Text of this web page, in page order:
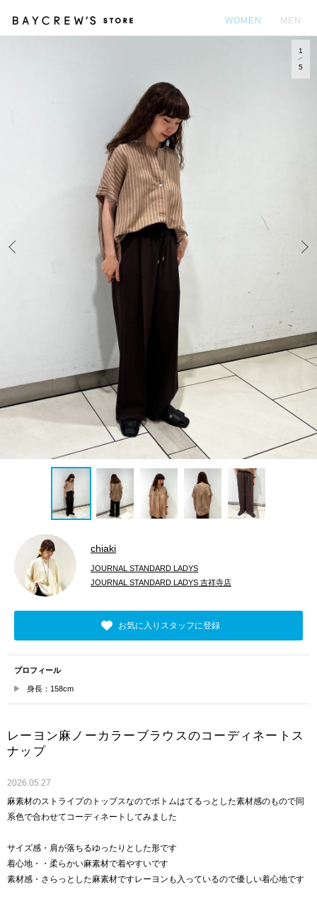
WOMEN MEN
1
5
chiaki
JOURNAL STANDARD LADYS
JOURNAL STANDARD LADYS 吉祥寺店
お気に入りスタッフに登録
プロフィール
身長：158cm
レーヨン麻ノーカラーブラウスのコーディネートス
ナップ
2026.05.27
麻素材のストライプのトップスなのでボトムはてるっとした素材感のもので同
系色で合わせてコーディネートしてみました
サイズ感・肩が落ちるゆったりとした形です
着心地・・柔らかい麻素材で着やすいです
素材感・さらっとした麻素材ですレーヨンも入っているので優しい着心地です